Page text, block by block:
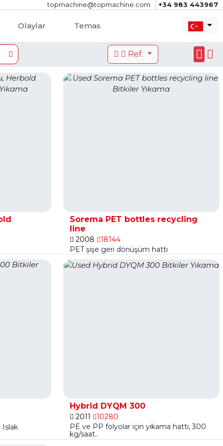
topmachine@topmachine.com +34 983 443967
Olaylar Temas
Ref.
Sorema PET bottles recycling
line
2008
18144
PET şişe geri dönüşüm hattı
Islak
Hybrid DYQM 300
2011
10280
PE ve PP folyolar için yıkama hattı, 300
kg/saat..